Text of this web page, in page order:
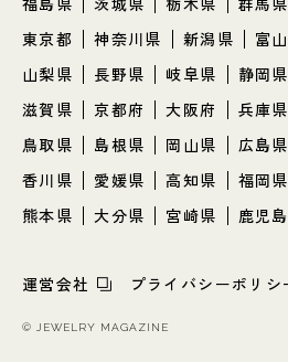
東京都
神奈川県 新潟県 富
山梨県
長野県 岐阜県 静岡県
滋賀県
京都府 大阪府 兵庫県
鳥取県
島根県 岡山県 広島県
香川県
愛媛県 高知県 福岡県
熊本県
大分県 宮崎県 鹿児
運営会社 プライバシーポリシ
© JEWELRY MAGAZINE